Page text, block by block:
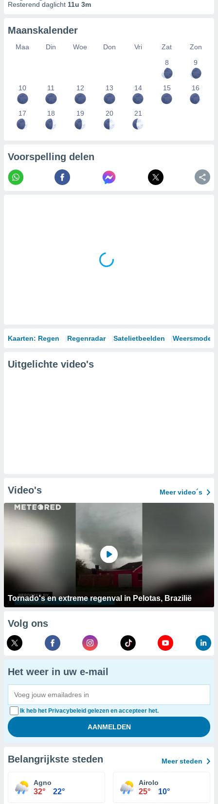
Resterend daglicht 11u 3m
Maanskalender
Maa Din Woe Don Vri Zat
Zon
8
9
10 11 12 13 14 15 16
17 18 19 20 21
Voorspelling delen
Kaarten: Regen Regenradar Satelietbeelden
Uitgelichte video's
Video's Meer video´s
Tornado's en extreme regenval in Pelotas, Brazilië
Volg ons
Het weer in uw e-mail
Ik heb het Privacybeleid gelezen en accepteer het.
Belangrijkste steden Meer steden
Agno
32° 22°
Airolo
25° 10°